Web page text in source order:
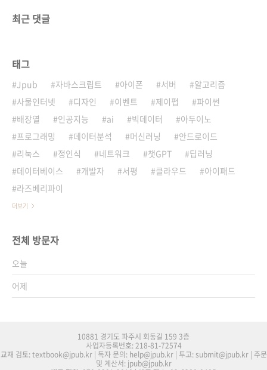
최근 댓글
태그
Jpub 자바스크립트 아이폰 서버
알고리즘
사물인터넷
디자인 이벤트 제이펍
파이썬
배장열
인공지능 ai 빅데이터
아두이노
프로그래밍
데이터분석 머신러닝
안드로이드
리눅스
정인식 네트워크 챗GPT
딥러닝
데이터베이스
개발자 서평 클라우드
아이패드
라즈베리파이
더보기
전체 방문자
오늘
어제
10881 경기도 파주시 회동길 159 3층
사업자등록번호: 218-81-72574
교재 검토: textbook@jpub.kr | 독자 문의: help@jpub.kr | 투고: submit@jpub.kr | 주문
및 계산서: jpub@jpub.kr